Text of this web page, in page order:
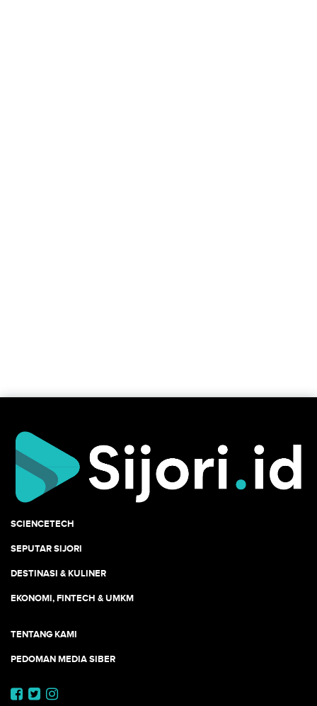
SCIENCETECH
SEPUTAR SIJORI
DESTINASI & KULINER
EKONOMI, FINTECH & UMKM
TENTANG KAMI
PEDOMAN MEDIA SIBER